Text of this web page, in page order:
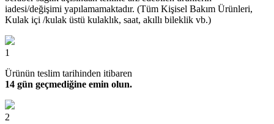
iadesi/değişimi yapılamamaktadır. (Tüm Kişisel Bakım Ürünleri,
Kulak içi /kulak üstü kulaklık, saat, akıllı bileklik vb.)
1
Ürünün teslim tarihinden itibaren
14 gün geçmediğine emin olun.
2